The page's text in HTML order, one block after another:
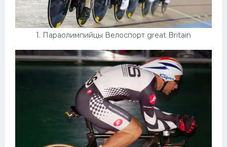
1. Параолимпийцы Велоспорт great Britain
Баскетбол
Хоккей
Велогонки
Конькобежный спорт
Интерьеры квартир